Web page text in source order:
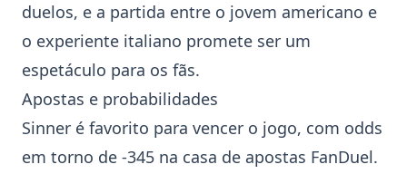
duelos, e a partida entre o jovem americano e
o experiente italiano promete ser um
espetáculo para os fãs.
Apostas e probabilidades
Sinner é favorito para vencer o jogo, com odds
em torno de -345 na casa de apostas FanDuel.